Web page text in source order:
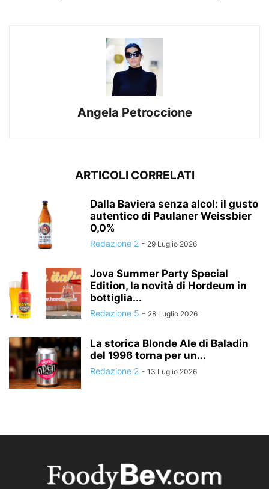
Angela Petroccione
ARTICOLI CORRELATI
Dalla Baviera senza alcol: il gusto
autentico di Paulaner Weissbier
0,0%
Redazione 2 - 29 Luglio 2026
Jova Summer Party Special
Edition, la novità di Hordeum in
bottiglia...
Redazione 5 - 28 Luglio 2026
La storica Blonde Ale di Baladin
del 1996 torna per un...
Redazione 2 - 13 Luglio 2026